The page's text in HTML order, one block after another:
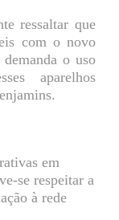
ressaltar que
com o novo
o uso
aparelhos
em
se respeitar a
à rede